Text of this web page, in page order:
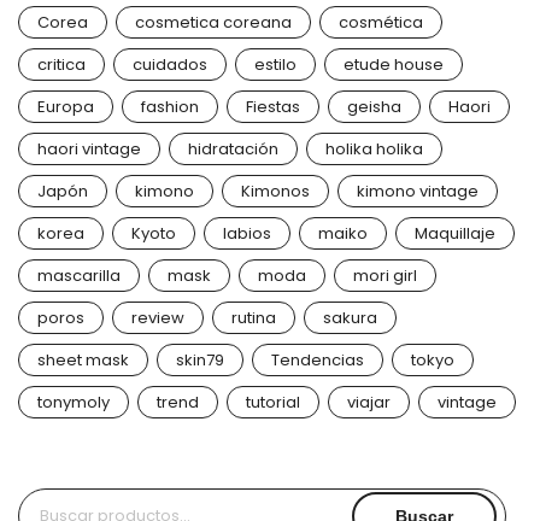
Corea
cosmetica coreana
cosmética
critica
cuidados estilo
etude house
Europa
fashion Fiestas geisha
Haori
haori vintage
hidratación
holika holika
Japón
kimono Kimonos
kimono vintage
korea
Kyoto labios maiko
Maquillaje
mascarilla
mask moda
mori girl
poros
review rutina
sakura
sheet mask
skin79 Tendencias
tokyo
tonymoly
trend tutorial viajar vintage
BuscarBuscar